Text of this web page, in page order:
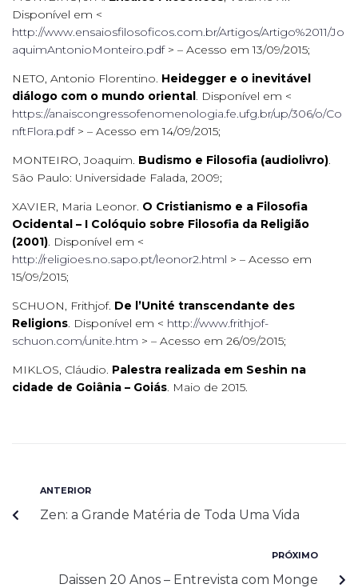
Disponível em <
http://www.ensaiosfilosoficos.com.br/Artigos/Artigo%2011/Jo
aquimAntonioMonteiro.pdf> – Acesso em 13/09/2015;
NETO, Antonio Florentino. Heidegger e o inevitável
diálogo com o mundo oriental . Disponível em <
https://anaiscongressofenomenologia.fe.ufg.br/up/306/o/Co
nftFlora.pdf> – Acesso em 14/09/2015;
MONTEIRO, Joaquim. Budismo e Filosofia (audiolivro)
São Paulo: Universidade Falada, 2009;
XAVIER, Maria Leonor. O Cristianismo e a Filosofia
Ocidental – I Colóquio sobre Filosofia da Religião
(2001) . Disponível em <
http://religioes.no.sapo.pt/leonor2.html > – Acesso em
15/09/2015;
SCHUON, Frithjof. De l’Unité transcendante des
Religions . Disponível em < http://www.frithjof-
schuon.com/unite.htm > – Acesso em 26/09/2015;
MIKLOS, Cláudio. Palestra realizada em Seshin na
cidade de Goiânia – Goiás . Maio de 2015.
ANTERIOR
Zen: a Grande Matéria de Toda Uma Vida
PRÓXIMO
Daissen 20 Anos – Entrevista com Monge